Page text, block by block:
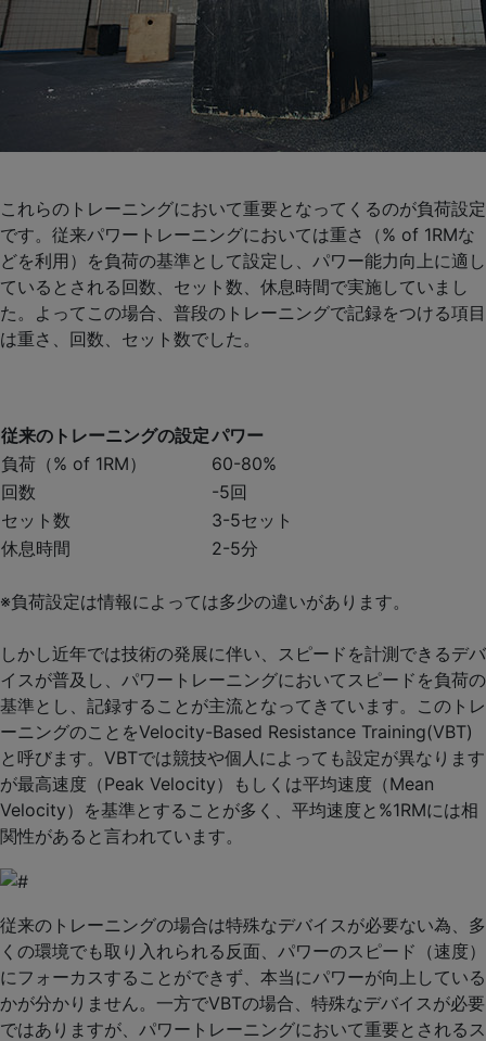
これらのトレーニングにおいて重要となってくるのが負荷設定
です。従来パワートレーニングにおいては重さ（% of 1RMな
どを利用）を負荷の基準として設定し、パワー能力向上に適し
ているとされる回数、セット数、休息時間で実施していまし
た。よってこの場合、普段のトレーニングで記録をつける項目
は重さ、回数、セット数でした。
従来のトレーニングの設定パワー
負荷（% of 1RM）
60-80%
回数
-5回
セット数
3-5セット
休息時間
2-5分
※負荷設定は情報によっては多少の違いがあります。
しかし近年では技術の発展に伴い、スピードを計測できるデバ
イスが普及し、パワートレーニングにおいてスピードを負荷の
基準とし、記録することが主流となってきています。このトレ
ーニングのことをVelocity-Based Resistance Training(VBT)
と呼びます。VBTでは競技や個人によっても設定が異なります
が最高速度（Peak Velocity）もしくは平均速度（Mean
Velocity）を基準とすることが多く、平均速度と%1RMには相
関性があると言われています。
従来のトレーニングの場合は特殊なデバイスが必要ない為、多
くの環境でも取り入れられる反面、パワーのスピード（速度）
にフォーカスすることができず、本当にパワーが向上している
かが分かりません。一方でVBTの場合、特殊なデバイスが必要
ではありますが、パワートレーニングにおいて重要とされるス